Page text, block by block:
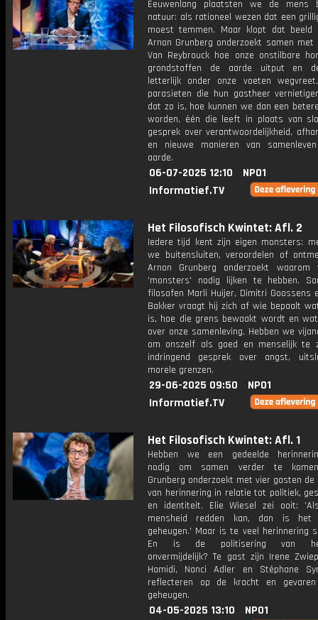
Eeuwenlang plaatsten we de mens
natuur: als rationeel wezen dat een
moest temmen. Maar klopt dat beeld
Arnon Grunberg onderzoekt samen met
Van Reybrouck hoe onze onstilbare
grondstoffen de aarde uitput en
letterlijk onder onze voeten
parasieten die hun gastheer
dat zo is, hoe kunnen we dan een
worden, één die leeft in plaats van
gesprek over verantwoordelijkheid,
en nieuwe manieren van
aarde.
06-07-2025 12:10
NPO1
Informatief.TV
Het Filosofisch Kwintet: Afl. 2
Iedere tijd kent zijn eigen monsters:
we buitensluiten, veroordelen of
Arnon Grunberg onderzoekt waarom
'monsters' nodig lijken te hebben.
filosofen Marli Huijer, Dimitri Goossens
Bakker vraagt hij zich af wie bepaalt
is, hoe die grens bewaakt wordt en
over onze samenleving. Hebben we
om onszelf als goed en menselijk te
indringend gesprek over angst,
morele grenzen.
29-06-2025 09:50
NPO1
Informatief.TV
Het Filosofisch Kwintet: Afl. 1
Hebben we een gedeelde
nodig om samen verder te
Grunberg onderzoekt met vier gasten de
van herinnering in relatie tot politiek,
en identiteit. Elie Wiesel zei ooit:
mensheid redden kan, dan is
geheugen.' Maar is te veel herinnering
En is de politisering van
onvermijdelijk? Te gast zijn Irene
Hamidi, Nanci Adler en Stéphane
reflecteren op de kracht en
geheugen.
04-05-2025 13:10
NPO1